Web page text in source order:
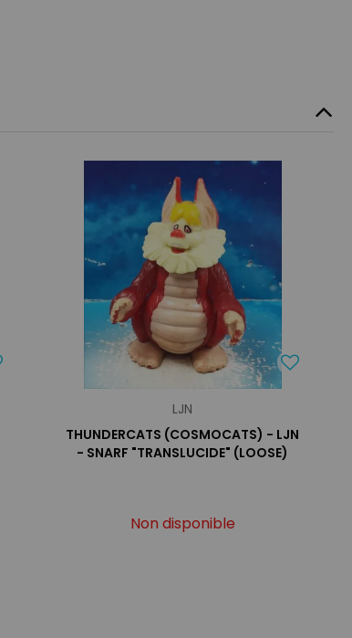
LJN
THUNDERCATS (COSMOCATS) - LJN
- SNARF "TRANSLUCIDE" (LOOSE)
Non disponible